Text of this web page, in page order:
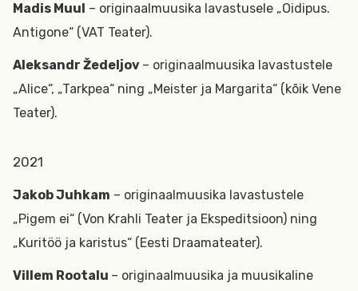
Madis Muul – originaalmuusika lavastusele „Oidipus.
Antigone“ (VAT Teater).
Aleksandr Žedeljov – originaalmuusika lavastustele
„Alice“, „Tarkpea“ ning „Meister ja Margarita“ (kõik Vene
Teater).
2021
Jakob Juhkam – originaalmuusika lavastustele
„Pigem ei“ (Von Krahli Teater ja Ekspeditsioon) ning
„Kuritöö ja karistus“ (Eesti Draamateater).
Villem Rootalu – originaalmuusika ja muusikaline